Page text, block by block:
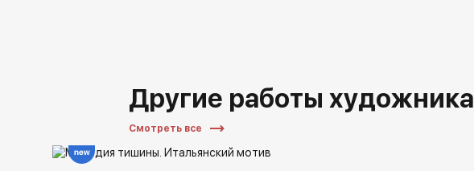
Другие работы художника
Смотреть все